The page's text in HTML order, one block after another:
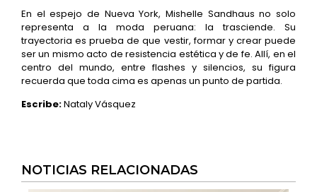
En el espejo de Nueva York, Mishelle Sandhaus no solo
representa a la moda peruana: la trasciende. Su
trayectoria es prueba de que vestir, formar y crear puede
ser un mismo acto de resistencia estética y de fe. Allí, en el
centro del mundo, entre flashes y silencios, su figura
recuerda que toda cima es apenas un punto de partida.
Escribe:Nataly Vásquez
NOTICIAS RELACIONADAS